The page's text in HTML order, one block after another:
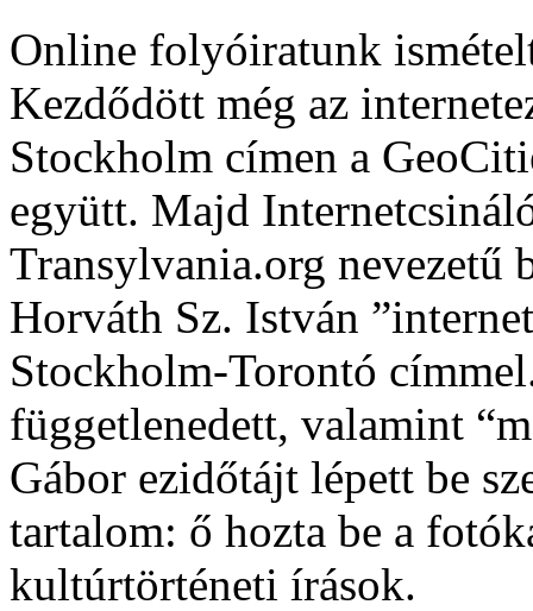
Online folyóiratunk
Kezdődött még az
Stockholm címen a
együtt. Majd
Transylvania.org nevezetű
Horváth Sz. István
Stockholm-Torontó
függetlenedett, valamint
Gábor ezidőtájt lépett be
tartalom: ő hozta be a
kultúrtörténeti írások.